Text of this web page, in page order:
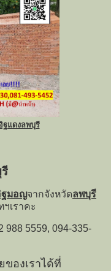
แดงลพบุรี
ฐมอญจากจังหวัดลพบุรี
เราคะ
5559, 094-335-
องเราได้ที่